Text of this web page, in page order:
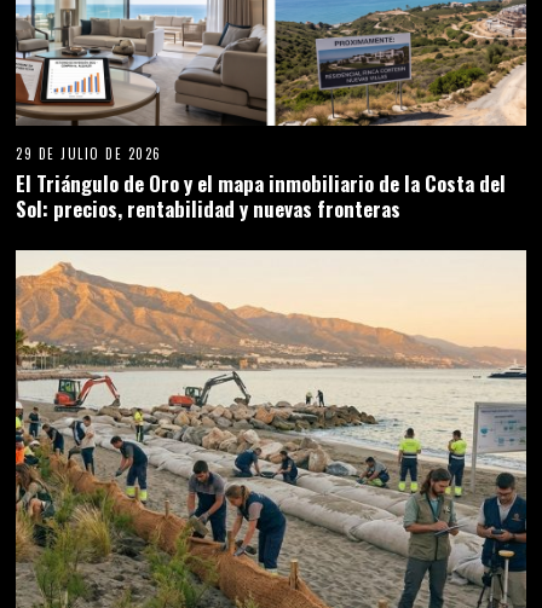
29 DE JULIO DE 2026
Sostenibilidad en la Costa del Sol: gestión hídrica,
modernización urbana y protección del litoral
28 DE JULIO DE 2026
ARQUITECTURA POST AND BEAM EN MALIBÚ